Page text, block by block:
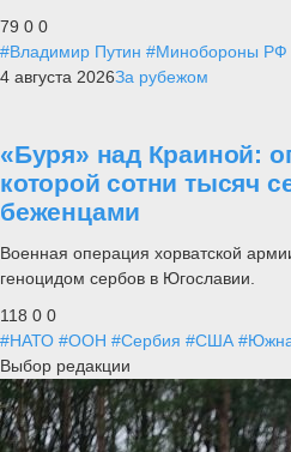
79 0 0
#Владимир Путин #Минобороны РФ
4 августа 2026За рубежом
«Буря» над Краиной:
которой сотни тысяч
беженцами
Военная операция хорватской
геноцидом сербов в Югославии.
118 0 0
#НАТО #ООН #Сербия #США
Выбор редакции